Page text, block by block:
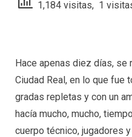
1,184 visitas, 1
Hace apenas diez días, se
Ciudad Real, en lo que fue
gradas repletas y con un
hacía mucho, mucho,
cuerpo técnico, jugadores